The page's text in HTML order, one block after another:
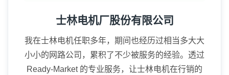
士林电机厂股份有限公司
我在士林电机任职多年，期间也经历过相当多大大
小小的网路公司，累积了不少被服务的经验。透过
Ready-Market 的专业服务，让士林电机在行销的